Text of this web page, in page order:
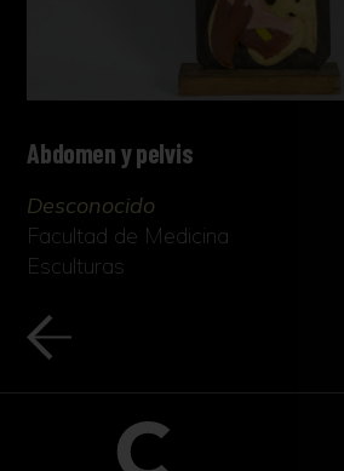
Abdomen y pelvis
Desconocido
Facultad de Medicina
Esculturas